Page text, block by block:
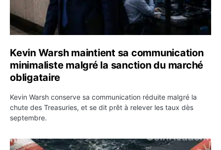
Kevin Warsh maintient sa communication
minimaliste malgré la sanction du marché
obligataire
Kevin Warsh conserve sa communication réduite malgré la
chute des Treasuries, et se dit prêt à relever les taux dès
septembre.
Ormuz : l’Iran annonce un accord avec Oman sur une